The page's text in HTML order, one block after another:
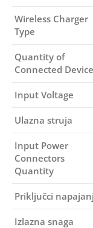
Wireless Charger
Type
Quantity of
Connected
Input Voltage
Ulazna struja
Input Power
Connectors
Quantity
Priključci
Izlazna snaga